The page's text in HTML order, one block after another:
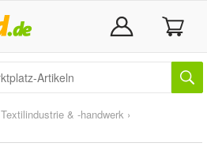
Textilindustrie & -handwerk ›